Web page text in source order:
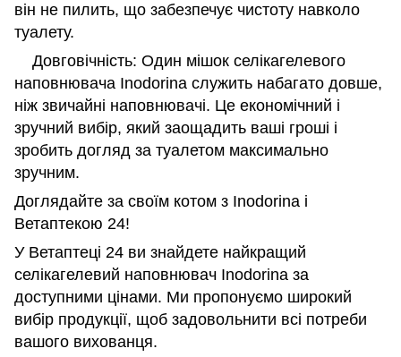
він не пилить, що забезпечує чистоту навколо
туалету.
Довговічність: Один мішок селікагелевого
наповнювача Inodorina служить набагато довше,
ніж звичайні наповнювачі. Це економічний і
зручний вибір, який заощадить ваші гроші і
зробить догляд за туалетом максимально
зручним.
Доглядайте за своїм котом з Inodorina і
Ветаптекою 24!
У Ветаптеці 24 ви знайдете найкращий
селікагелевий наповнювач Inodorina за
доступними цінами. Ми пропонуємо широкий
вибір продукції, щоб задовольнити всі потреби
вашого вихованця.